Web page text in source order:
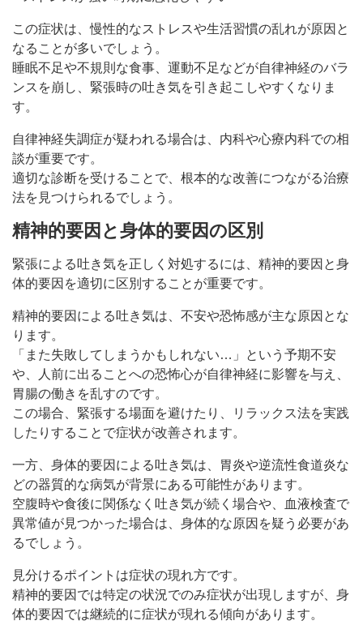
この症状は、慢性的なストレスや生活習慣の乱れが原因と
なることが多いでしょう。
睡眠不足や不規則な食事、運動不足などが自律神経のバラ
ンスを崩し、緊張時の吐き気を引き起こしやすくなりま
す。
自律神経失調症が疑われる場合は、内科や心療内科での相
談が重要です。
適切な診断を受けることで、根本的な改善につながる治療
法を見つけられるでしょう。
精神的要因と身体的要因の区別
緊張による吐き気を正しく対処するには、精神的要因と身
体的要因を適切に区別することが重要です。
精神的要因による吐き気は、不安や恐怖感が主な原因とな
ります。
「また失敗してしまうかもしれない…」という予期不安
や、人前に出ることへの恐怖心が自律神経に影響を与え、
胃腸の働きを乱すのです。
この場合、緊張する場面を避けたり、リラックス法を実践
したりすることで症状が改善されます。
一方、身体的要因による吐き気は、胃炎や逆流性食道炎な
どの器質的な病気が背景にある可能性があります。
空腹時や食後に関係なく吐き気が続く場合や、血液検査で
異常値が見つかった場合は、身体的な原因を疑う必要があ
るでしょう。
見分けるポイントは症状の現れ方です。
精神的要因では特定の状況でのみ症状が出現しますが、身
体的要因では継続的に症状が現れる傾向があります。